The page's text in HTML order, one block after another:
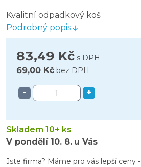
Kvalitní odpadkový koš
Podrobný popis
83,49 Kč s DPH
69,00 Kč bez DPH
- +
Skladem 10+ ks
V pondělí 10. 8. u Vás
Jste firma? Máme pro vás lepší ceny -